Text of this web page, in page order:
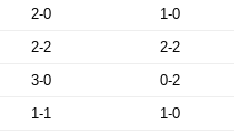
2-0
1-0
2-2
2-2
3-0
0-2
1-1
1-0